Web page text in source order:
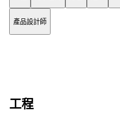
產品設計師
工程